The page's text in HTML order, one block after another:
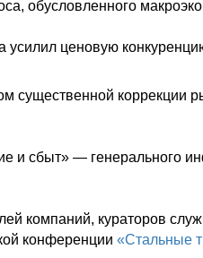
обусловленного
ценовую
существенной коррекции
и сбыт» — генерального
компаний, кураторов
конференции «Стальные